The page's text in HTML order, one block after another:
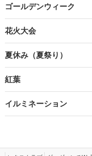
ゴールデンウィーク
花火大会
夏休み（夏祭り）
紅葉
イルミネーション